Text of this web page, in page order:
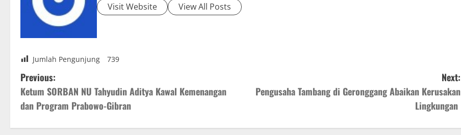
Visit Website View All Posts
Jumlah Pengunjung 739
P
o
s
Previous:
Ketum SORBAN NU Tahyudin Aditya Kawal Kemenangan
dan Program Prabowo-Gibran
Next:
Pengusaha Tambang di Geronggang Abaikan Kerusakan
Lingkungan